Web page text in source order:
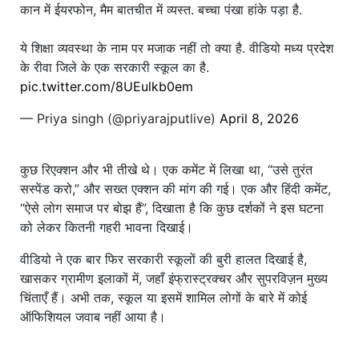
कान में ईयरफोन, मैम बातचीत में व्यस्त. बच्चा पंखा हांके पड़ा है.
ये शिक्षा व्यवस्था के नाम पर मजाक नहीं तो क्या है. वीडियो मध्य प्रदेश
के रीवा जिले के एक सरकारी स्कूल का है.
pic.twitter.com/8UEulkb0em
— Priya singh (@priyarajputlive) April 8, 2026
कुछ रिएक्शन और भी तीखे थे। एक कमेंट में लिखा था, “उसे तुरंत
सस्पेंड करो,” और सख्त एक्शन की मांग की गई। एक और हिंदी कमेंट,
“ऐसे लोग समाज पर बोझ हैं”, दिखाता है कि कुछ दर्शकों ने इस घटना
को लेकर कितनी गहरी भावना दिखाई।
वीडियो ने एक बार फिर सरकारी स्कूलों की बुरी हालत दिखाई है,
खासकर ग्रामीण इलाकों में, जहाँ इंफ्रास्ट्रक्चर और सुपरविज़न मुख्य
चिंताएँ हैं। अभी तक, स्कूल या इसमें शामिल लोगों के बारे में कोई
ऑफिशियल जवाब नहीं आया है।